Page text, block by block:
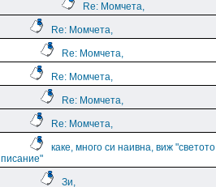
Re: Момчета,
Re: Момчета,
Re: Момчета,
Re: Момчета,
Re: Момчета,
Re: Момчета,
каке, много си наивна, виж "светото
писание"
Зи,